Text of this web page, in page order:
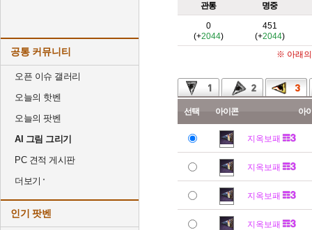
공통 커뮤니티
오픈 이슈 갤러리
오늘의 핫벤
오늘의 팟벤
AI 그림 그리기
PC 견적 게시판
더보기
인기 팟벤
관통 명중
0
(+2044)
451
(+2044)
※ 아래의
선택 아이콘 아
지옥보패
지옥보패
지옥보패
지옥보패